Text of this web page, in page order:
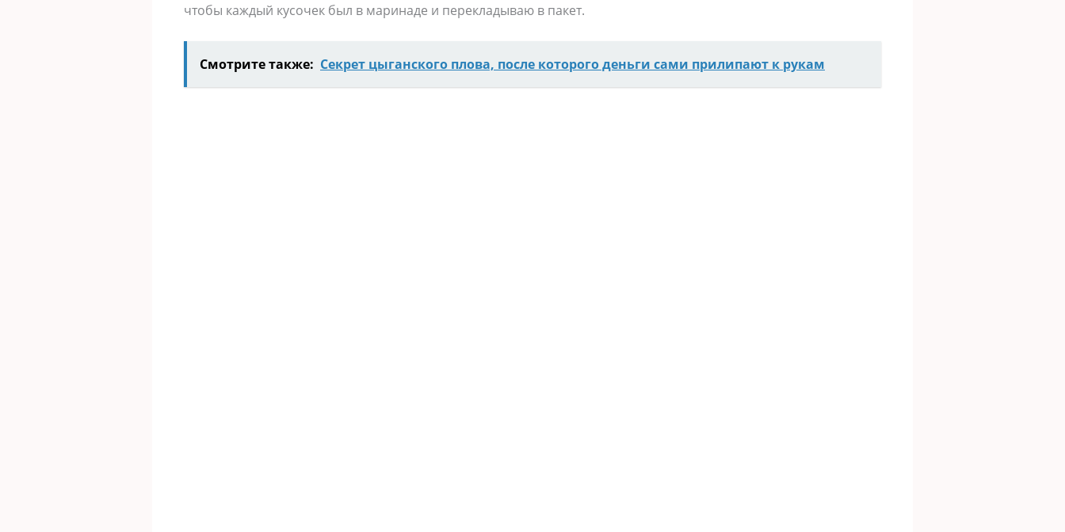
чтобы каждый кусочек был в маринаде и перекладываю в пакет.
Смотрите также: Секрет цыганского плова, после которого деньги сами прилипают к рукам